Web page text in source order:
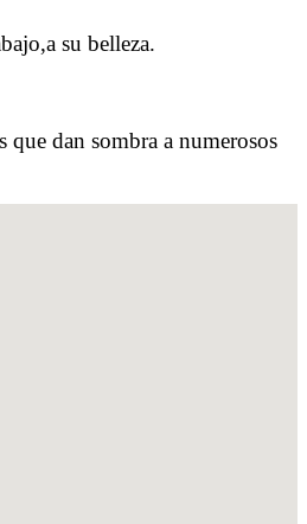
su belleza.
dan sombra a numerosos